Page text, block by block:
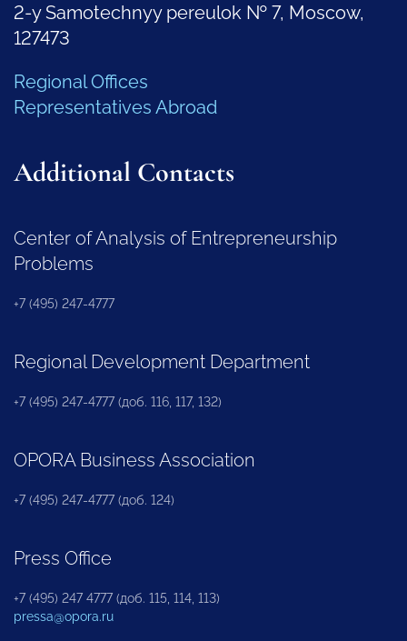
2-y Samotechnyy pereulok № 7, Moscow,
127473
Regional Offices
Representatives Abroad
Additional Contacts
Center of Analysis of Entrepreneurship
Problems
+7 (495) 247-4777
Regional Development Department
+7 (495) 247-4777 (доб. 116, 117, 132)
OPORA Business Association
+7 (495) 247-4777 (доб. 124)
Press Office
+7 (495) 247 4777 (доб. 115, 114, 113)
pressa@opora.ru